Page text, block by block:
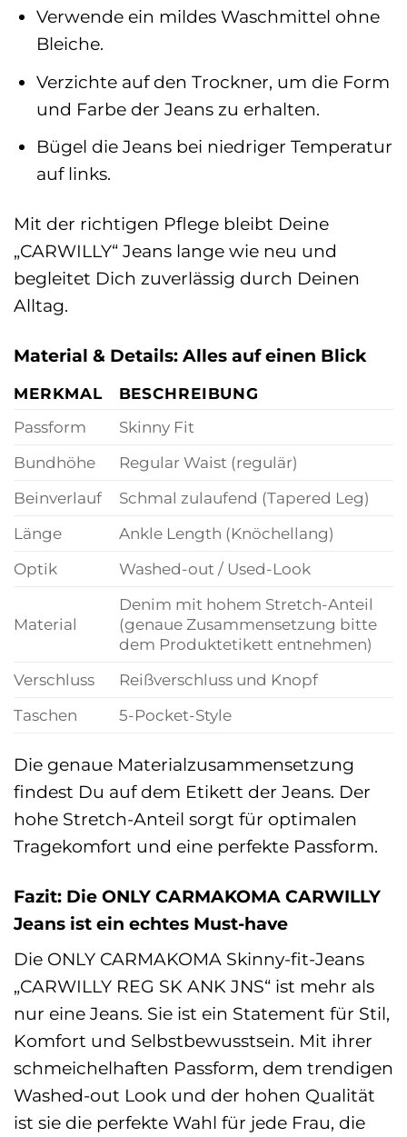
Verwende ein mildes Waschmittel ohne
Bleiche.
Verzichte auf den Trockner, um die Form
und Farbe der Jeans zu erhalten.
Bügel die Jeans bei niedriger Temperatur
auf links.
Mit der richtigen Pflege bleibt Deine
„CARWILLY“ Jeans lange wie neu und
begleitet Dich zuverlässig durch Deinen
Alltag.
Material & Details: Alles auf einen Blick
MERKMAL
BESCHREIBUNG
Passform
Skinny Fit
Bundhöhe
Regular Waist (regulär)
Beinverlauf
Schmal zulaufend (Tapered Leg)
Länge
Ankle Length (Knöchellang)
Optik
Washed-out / Used-Look
Material
Denim mit hohem Stretch-Anteil
(genaue Zusammensetzung bitte
dem Produktetikett entnehmen)
Verschluss
Reißverschluss und Knopf
Taschen
5-Pocket-Style
Die genaue Materialzusammensetzung
findest Du auf dem Etikett der Jeans. Der
hohe Stretch-Anteil sorgt für optimalen
Tragekomfort und eine perfekte Passform.
Fazit: Die ONLY CARMAKOMA CARWILLY
Jeans ist ein echtes Must-have
Die ONLY CARMAKOMA Skinny-fit-Jeans
„CARWILLY REG SK ANK JNS“ ist mehr als
nur eine Jeans. Sie ist ein Statement für Stil,
Komfort und Selbstbewusstsein. Mit ihrer
schmeichelhaften Passform, dem trendigen
Washed-out Look und der hohen Qualität
ist sie die perfekte Wahl für jede Frau, die